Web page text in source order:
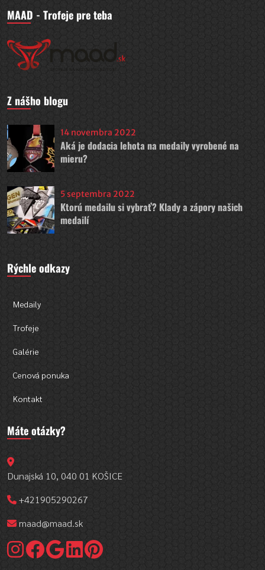
MAAD - Trofeje pre teba
Z nášho blogu
14 novembra 2022
Aká je dodacia lehota na medaily vyrobené na
mieru?
5 septembra 2022
Ktorú medailu si vybrať? Klady a zápory našich
medailí
Rýchle odkazy
Medaily
Trofeje
Galérie
Cenová ponuka
Kontakt
Máte otázky?
Dunajská 10, 040 01 KOŠICE
+421905290267
maad@maad.sk